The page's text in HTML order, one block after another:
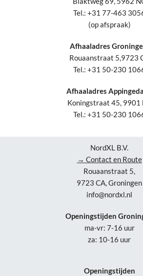
Tel.: +31 77-463
(op afspraak)
Afhaaladres
Rouaanstraat 5,9723
Tel.: +31 50-230
Afhaaladres
Koningstraat 45, 9901
Tel.: +31 50-230
NordXL B.V.
→ Contact en Route
Rouaanstraat 5,
9723 CA, Groningen
info@nordxl.nl
Openingstijden
ma-vr: 7-16 uur
za: 10-16 uur
Openingstijden